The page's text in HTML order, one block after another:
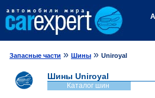
Запасные части » Шины » Uniroyal
Шины Uniroyal
Каталог шин